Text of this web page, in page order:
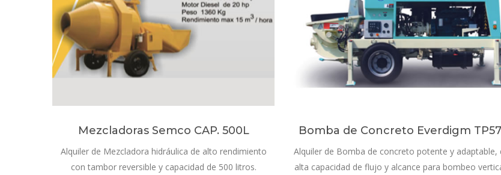
Mezcladoras Semco CAP. 500L
Alquiler de Mezcladora hidráulica de alto rendimiento
con tambor reversible y capacidad de 500 litros.
Bomba de Concreto Everdigm
Alquiler de Bomba de concreto potente y adaptable,
alta capacidad de flujo y alcance para bombeo